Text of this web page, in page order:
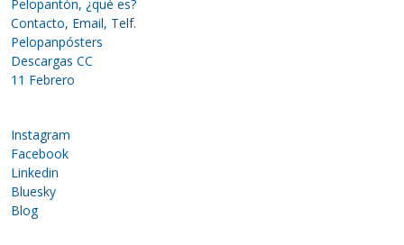
Pelopantón, ¿qué es?
Contacto, Email, Telf.
Pelopanpósters
Descargas CC
11 Febrero
Instagram
Facebook
Linkedin
Bluesky
Blog